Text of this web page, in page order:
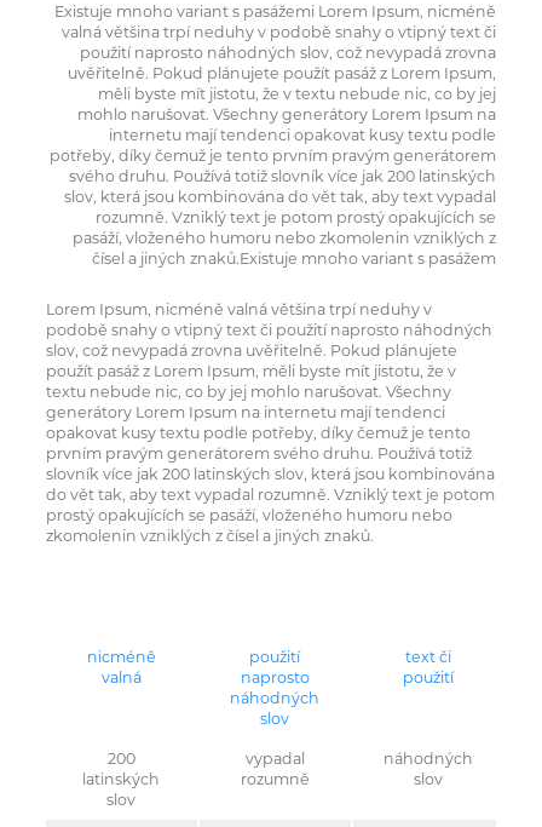
Existuje mnoho variant s pasážemi Lorem Ipsum, nicméně
valná většina trpí neduhy v podobě snahy o vtipný text či
použití naprosto náhodných slov, což nevypadá zrovna
uvěřitelně. Pokud plánujete použít pasáž z Lorem Ipsum,
měli byste mít jistotu, že v textu nebude nic, co by jej
mohlo narušovat. Všechny generátory Lorem Ipsum na
internetu mají tendenci opakovat kusy textu podle
potřeby, díky čemuž je tento prvním pravým generátorem
svého druhu. Používá totiž slovník více jak 200 latinských
slov, která jsou kombinována do vět tak, aby text vypadal
rozumně. Vzniklý text je potom prostý opakujících se
pasáží, vloženého humoru nebo zkomolenin vzniklých z
čísel a jiných znaků.Existuje mnoho variant s pasážem
Lorem Ipsum, nicméně valná většina trpí neduhy v
podobě snahy o vtipný text či použití naprosto náhodných
slov, což nevypadá zrovna uvěřitelně. Pokud plánujete
použít pasáž z Lorem Ipsum, měli byste mít jistotu, že v
textu nebude nic, co by jej mohlo narušovat. Všechny
generátory Lorem Ipsum na internetu mají tendenci
opakovat kusy textu podle potřeby, díky čemuž je tento
prvním pravým generátorem svého druhu. Používá totiž
slovník více jak 200 latinských slov, která jsou kombinována
do vět tak, aby text vypadal rozumně. Vzniklý text je potom
prostý opakujících se pasáží, vloženého humoru nebo
zkomolenin vzniklých z čísel a jiných znaků.
nicméně
valná
použití
naprosto
náhodných
slov
text či
použití
200
latinských
slov
vypadal
rozumně
náhodných
slov